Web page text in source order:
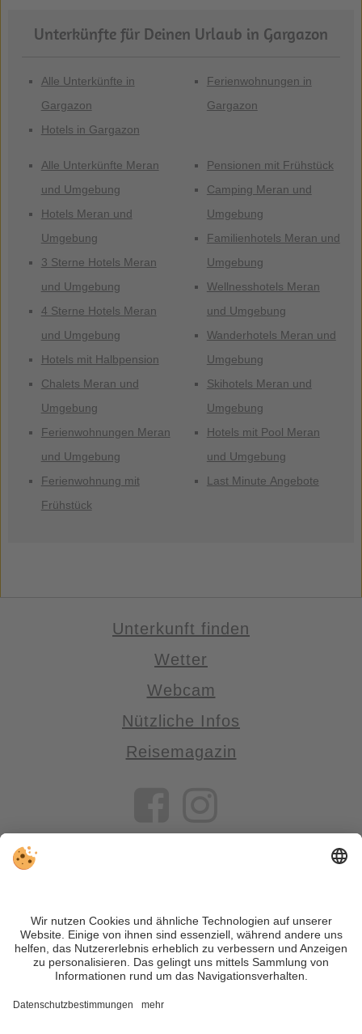
Unterkünfte für Deinen Urlaub in Gargazon
Alle Unterkünfte in
Gargazon
Hotels in Gargazon
Ferienwohnungen in
Gargazon
Alle Unterkünfte Meran
und Umgebung
Hotels Meran und
Umgebung
3 Sterne Hotels Meran
und Umgebung
4 Sterne Hotels Meran
und Umgebung
Hotels mit Halbpension
Chalets Meran und
Umgebung
Ferienwohnungen Meran
und Umgebung
Ferienwohnung mit
Frühstück
Pensionen mit Frühstück
Camping Meran und
Umgebung
Familienhotels Meran und
Umgebung
Wellnesshotels Meran
und Umgebung
Wanderhotels Meran und
Umgebung
Skihotels Meran und
Umgebung
Hotels mit Pool Meran
und Umgebung
Last Minute Angebote
Unterkunft finden
Wetter
Webcam
Nützliche Infos
Reisemagazin
VIVOSüdtirol ist das Reiseportal für alle, die Südtirol nicht nur
besuchen, sondern wirklich erleben wollen – inklusive Tipps,
tollen Unterkünften und Angeboten.
Trotz genauer Arbeit und ständigem Aktualisieren der Inhalte,